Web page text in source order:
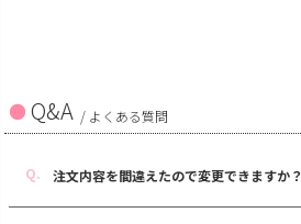
Q&A / よくある質問
注文内容を間違えたので変更できますか？